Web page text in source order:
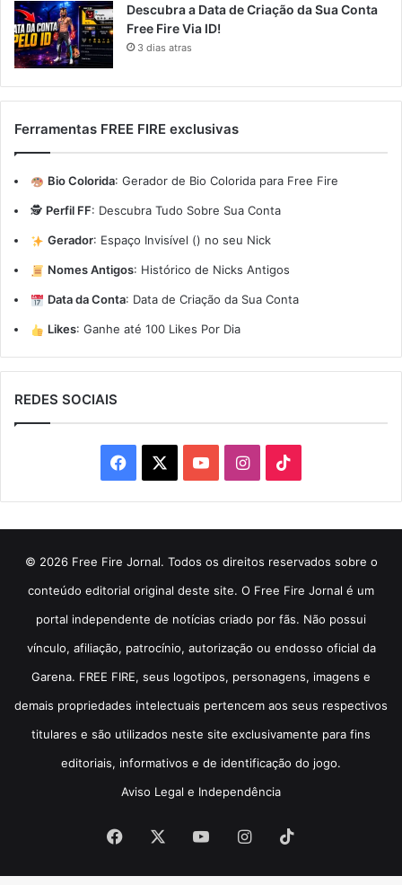
Descubra a Data de Criação da Sua Conta
Free Fire Via ID!
3 dias atras
Ferramentas FREE FIRE exclusivas
Bio Colorida: Gerador de Bio Colorida para Free Fire
🕵️ Perfil FF: Descubra Tudo Sobre Sua Conta
Gerador: Espaço Invisível (ㅤ) no seu Nick
Nomes Antigos: Histórico de Nicks Antigos
Data da Conta: Data de Criação da Sua Conta
Likes: Ganhe até 100 Likes Por Dia
REDES SOCIAIS
Facebook YouTubeInstagram
© 2026 Free Fire Jornal. Todos os direitos reservados sobre o
conteúdo editorial original deste site. O Free Fire Jornal é um
portal independente de notícias criado por fãs. Não possui
vínculo, afiliação, patrocínio, autorização ou endosso oficial da
Garena. FREE FIRE, seus logotipos, personagens, imagens e
demais propriedades intelectuais pertencem aos seus respectivos
titulares e são utilizados neste site exclusivamente para fins
editoriais, informativos e de identificação do jogo.
Aviso Legal e Independência
Facebook YouTubeInstagram